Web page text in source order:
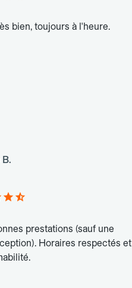
bien, toujours à l'heure.
B.
prestations (sauf une
Horaires respectés et